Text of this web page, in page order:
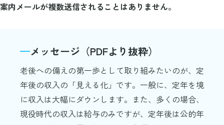
案内メールが複数送信されることはありません。
メッセージ（PDFより抜粋）
老後への備えの第一歩として取り組みたいのが、定
年後の収入の「見える化」です。一般に、定年を境
に収入は大幅にダウンします。また、多くの場合、
現役時代の収入は給与のみですが、定年後は公的年